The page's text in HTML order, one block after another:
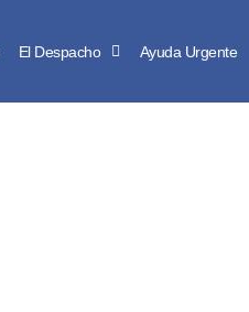
El Despacho Ayuda Urgente